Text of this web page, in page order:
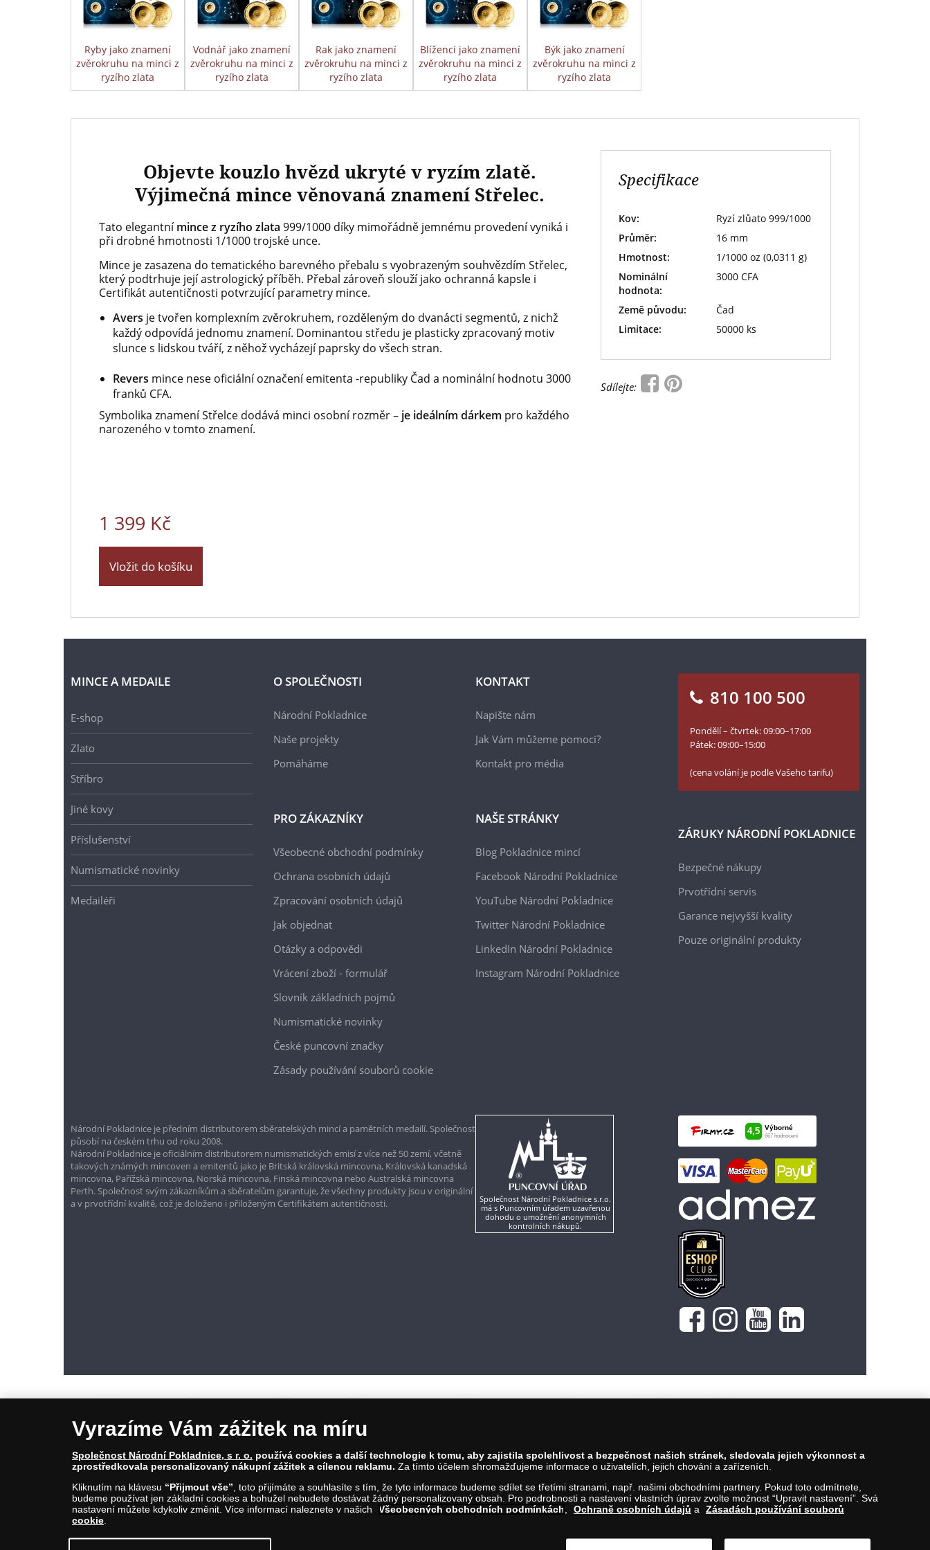
Ryby jako znamení
zvěrokruhu na minci z
ryzího zlata
Vodnář jako znamení
zvěrokruhu na minci z
ryzího zlata
Rak jako znamení
zvěrokruhu na minci z
ryzího zlata
Blíženci jako znamení
zvěrokruhu na minci z
ryzího zlata
Býk jako znamení
zvěrokruhu na minci z
ryzího zlata
Objevte kouzlo hvězd ukryté v ryzím zlatě.
Výjimečná mince věnovaná znamení Střelec.
Tato elegantnímince z ryzího zlata 999/1000 díky mimořádně jemnému provedení vyniká i
při drobné hmotnosti 1/1000 trojské unce.
Mince je zasazena do tematického barevného přebalu s vyobrazeným souhvězdím Střelec,
který podtrhuje její astrologický příběh. Přebal zároveň slouží jako ochranná kapsle i
Certifikát autentičnosti potvrzující parametry mince.
Avers je tvořen komplexním zvěrokruhem, rozděleným do dvanácti segmentů, z nichž
každý odpovídá jednomu znamení. Dominantou středu je plasticky zpracovaný motiv
slunce s lidskou tváří, z něhož vycházejí paprsky do všech stran.
Revers mince nese oficiální označení emitenta -republiky Čad a nominální hodnotu 3000
franků CFA.
Symbolika znamení Střelce dodává minci osobní rozměr – je ideálním dárkem pro každého
narozeného v tomto znamení.
1 399 Kč
Vložit do košíku
Specifikace
Kov:
Ryzí zlůato 999/1000
Průměr:
16 mm
Hmotnost:
1/1000 oz (0,0311 g)
Nominální
hodnota:
3000 CFA
Země původu:
Čad
Limitace:
50000 ks
Sdílejte:
1 399 Kč
Vložit do košíku
MINCE A MEDAILE
E-shop
Zlato
Stříbro
Jiné kovy
Příslušenství
Numismatické novinky
Medailéři
O SPOLEČNOSTI
Národní Pokladnice
Naše projekty
Pomáháme
PRO ZÁKAZNÍKY
Všeobecné obchodní podmínky
Ochrana osobních údajů
Zpracování osobních údajů
Jak objednat
Otázky a odpovědi
Vrácení zboží - formulář
Slovník základních pojmů
Numismatické novinky
České puncovní značky
Zásady používání souborů cookie
KONTAKT
Napište nám
Jak Vám můžeme pomoci?
Kontakt pro média
NAŠE STRÁNKY
Blog Pokladnice mincí
Facebook Národní Pokladnice
YouTube Národní Pokladnice
Twitter Národní Pokladnice
LinkedIn Národní Pokladnice
Instagram Národní Pokladnice
810 100 500
Pondělí – čtvrtek: 09:00–17:00
Pátek: 09:00–15:00
(cena volání je podle Vašeho tarifu)
ZÁRUKY NÁRODNÍ POKLADNICE
Bezpečné nákupy
Prvotřídní servis
Garance nejvyšší kvality
Pouze originální produkty
Národní Pokladnice je předním distributorem sběratelských mincí a pamětních medailí. Společnost
působí na českém trhu od roku 2008.
Národní Pokladnice je oficiálním distributorem numismatických emisí z více než 50 zemí, včetně
takových známých mincoven a emitentů jako je Britská královská mincovna, Královská kanadská
mincovna, Pařížská mincovna, Norská mincovna, Finská mincovna nebo Australská mincovna
Perth. Společnost svým zákazníkům a sběratelům garantuje, že všechny produkty jsou v originální
a v prvotřídní kvalitě, což je doloženo i přiloženým Certifikátem autentičnosti.
Společnost Národní Pokladnice s.r.o.
má s Puncovním úřadem uzavřenou
dohodu o umožnění anonymních
kontrolních nákupů.
© Copyright 2026 - Národní Pokladnice, s. r. o.; Karolinská 661/4, 186 00 Praha 8; Tel.: 810 100 500
E-mail: info@narodnipokladnice.cz, www.narodnipokladnice.cz; IČ: 28507622; DIČ: CZ28507622
Společnost zapsána v OR vedeném Městským soudem v Praze, oddíl C, vložka 146644
Upravit nastavení souborů cookie můžete
Vyrazíme Vám zážitek na míru
Společnost Národní Pokladnice, s r. o. používá cookies a další technologie k tomu, aby zajistila spolehlivost a bezpečnost našich stránek, sledovala jejich výkonnost a
zprostředkovala personalizovaný nákupní zážitek a cílenou reklamu. Za tímto účelem shromažďujeme informace o uživatelích, jejich chování a zařízeních.
Kliknutím na klávesu “Přijmout vše” , toto přijímáte a souhlasíte s tím, že tyto informace budeme sdílet se třetími stranami, např. našimi obchodními partnery. Pokud toto odmítnete,
budeme používat jen základní cookies a bohužel nebudete dostávat žádný personalizovaný obsah. Pro podrobnosti a nastavení vlastních úprav zvolte možnost “Upravit nastavení”. Svá
nastavení můžete kdykoliv změnit. Více informací naleznete v našich
Všeobecných obchodních podmínkách Ochraně osobních údajů a
Zásadách používání souborů
cookie